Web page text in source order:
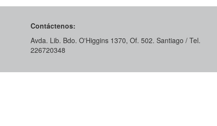
Contáctenos:
Avda. Lib. Bdo. O'Higgins 1370, Of. 502. Santiago / Tel.
226720348